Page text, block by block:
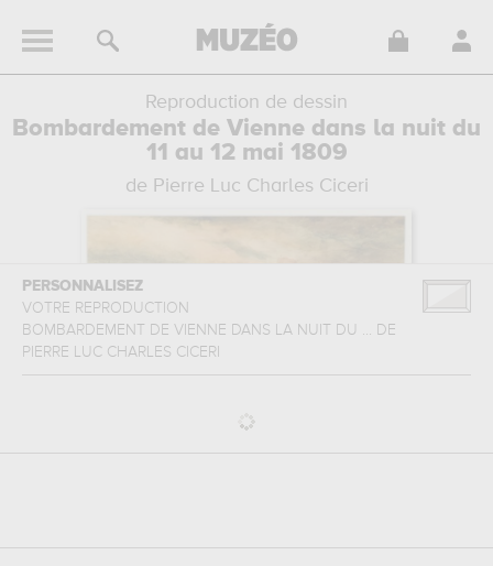
Reproduction de dessin
Bombardement de Vienne dans la nuit du
11 au 12 mai 1809
de Pierre Luc Charles Ciceri
PERSONNALISEZ
VOTRE REPRODUCTION
BOMBARDEMENT DE VIENNE DANS LA NUIT DU ... DE
PIERRE LUC CHARLES CICERI